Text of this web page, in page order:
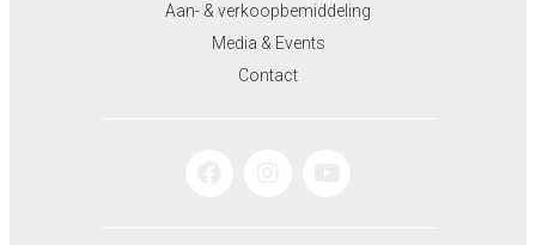
Aan- & verkoopbemiddeling
Media & Events
Contact